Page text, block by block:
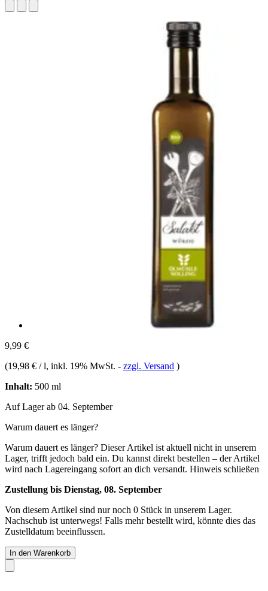
9,99 €
(19,98 € / l, inkl. 19% MwSt. - zzgl. Versand )
Inhalt: 500 ml
Auf Lager ab 04. September
Warum dauert es länger?
Warum dauert es länger? Dieser Artikel ist aktuell nicht in unserem
Lager, trifft jedoch bald ein. Du kannst direkt bestellen – der Artikel
wird nach Lagereingang sofort an dich versandt. Hinweis schließen
Zustellung bis Dienstag, 08. September
Von diesem Artikel sind nur noch 0 Stück in unserem Lager.
Nachschub ist unterwegs! Falls mehr bestellt wird, könnte dies das
Zustelldatum beeinflussen.
In den Warenkorb